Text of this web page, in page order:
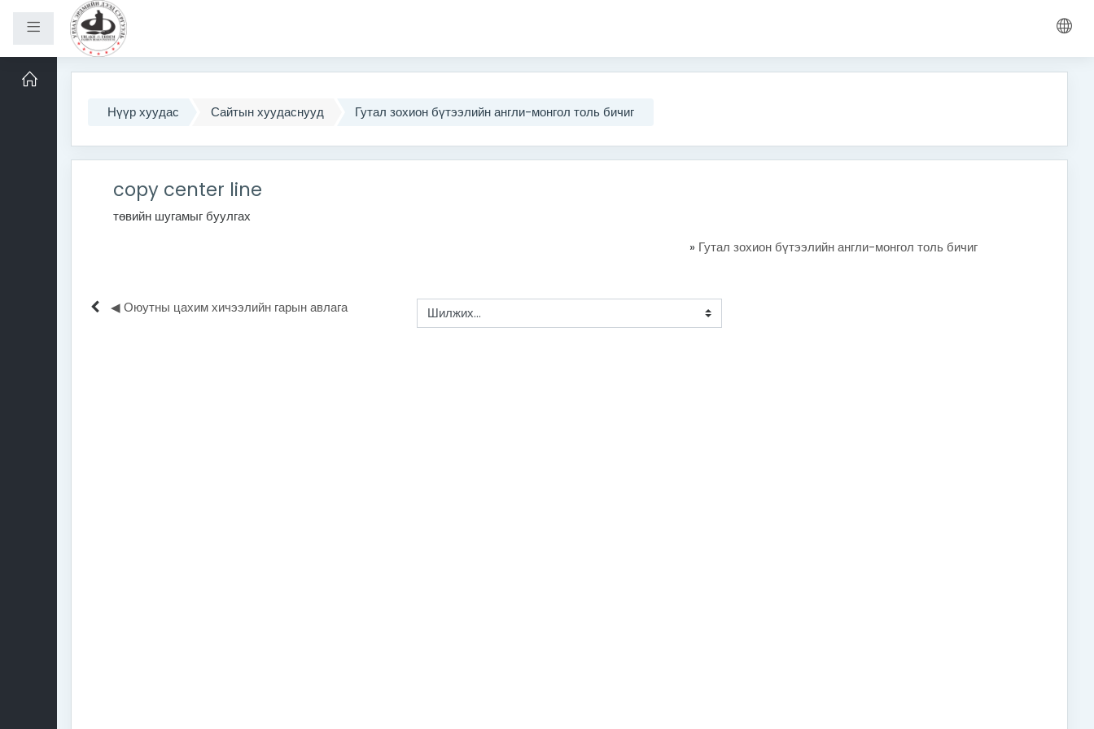
Хажуугийн самбар
Үндсэн агуулга руу шилжих
Нүүр хуудас Сайтын хуудаснууд Гутал зохион бүтээлийн англи-монгол толь бичиг
copy center line
төвийн шугамыг буулгах
» Гутал зохион бүтээлийн англи-монгол толь бичиг
◀︎ Оюутны цахим хичээлийн гарын авлага Шилжих...